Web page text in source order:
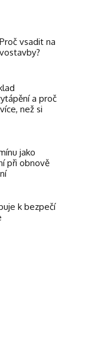
vsadit na
a proč
než si
jako
při obnově
k bezpečí